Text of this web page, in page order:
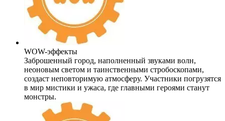
WOW-эффекты
Заброшенный город, наполненный звуками волн,
неоновым светом и таинственными стробоскопами,
создаст неповторимую атмосферу. Участники погрузятся
в мир мистики и ужаса, где главными героями станут
монстры.